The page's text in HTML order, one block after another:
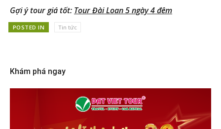
Gợi ý tour giá tốt: Tour Đài Loan 5 ngày 4 đêm
POSTED IN Tin tức
Khám phá ngay